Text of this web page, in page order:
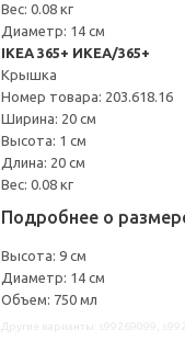
Вес: 0.08 кг
Диаметр: 14 см
IKEA 365+ ИКЕА/365+
Крышка
Номер товара: 203.618.16
Ширина: 20 см
Высота: 1 см
Длина: 20 см
Вес: 0.08 кг
Подробнее о
Высота: 9 см
Диаметр: 14 см
Объем: 750 мл